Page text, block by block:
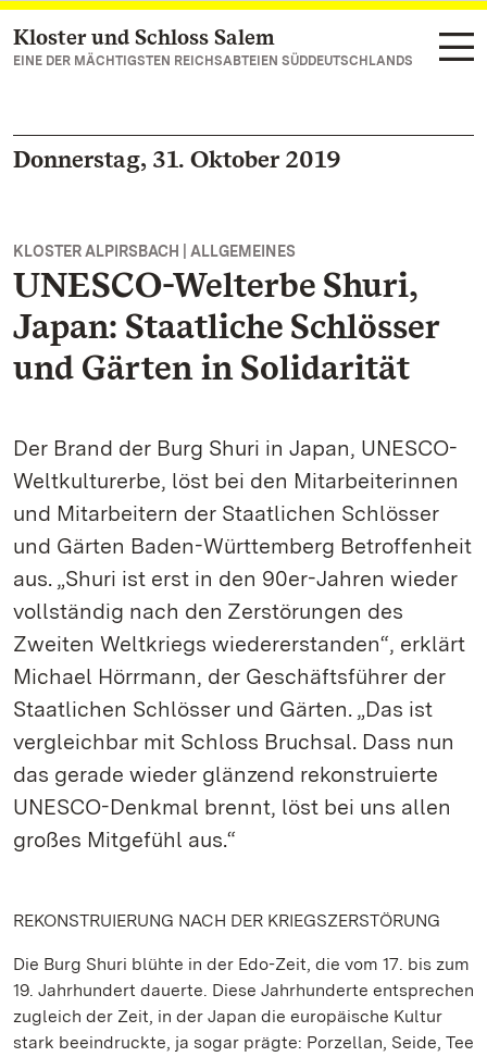
Zum Hauptinhalt springen
Kloster und Schloss Salem
EINE DER MÄCHTIGSTEN REICHSABTEIEN SÜDDEUTSCHLANDS
Donnerstag, 31. Oktober 2019
KLOSTER ALPIRSBACH | ALLGEMEINES
UNESCO-Welterbe Shuri,
Japan: Staatliche Schlösser
und Gärten in Solidarität
Der Brand der Burg Shuri in Japan, UNESCO-
Weltkulturerbe, löst bei den Mitarbeiterinnen
und Mitarbeitern der Staatlichen Schlösser
und Gärten Baden-Württemberg Betroffenheit
aus. „Shuri ist erst in den 90er-Jahren wieder
vollständig nach den Zerstörungen des
Zweiten Weltkriegs wiedererstanden“, erklärt
Michael Hörrmann, der Geschäftsführer der
Staatlichen Schlösser und Gärten. „Das ist
vergleichbar mit Schloss Bruchsal. Dass nun
das gerade wieder glänzend rekonstruierte
UNESCO-Denkmal brennt, löst bei uns allen
großes Mitgefühl aus.“
REKONSTRUIERUNG NACH DER KRIEGSZERSTÖRUNG
Die Burg Shuri blühte in der Edo-Zeit, die vom 17. bis zum
19. Jahrhundert dauerte. Diese Jahrhunderte entsprechen
zugleich der Zeit, in der Japan die europäische Kultur
stark beeindruckte, ja sogar prägte: Porzellan, Seide, Tee